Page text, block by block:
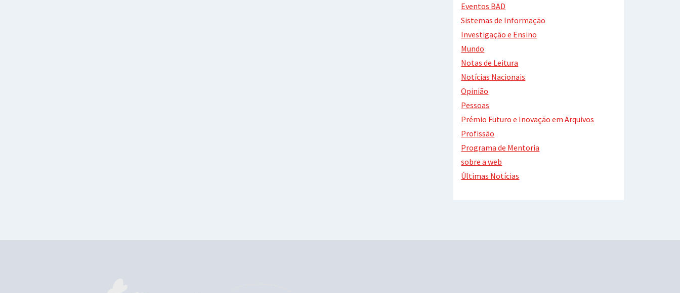
Eventos BAD
Sistemas de Informação
Investigação e Ensino
Mundo
Notas de Leitura
Notícias Nacionais
Opinião
Pessoas
Prémio Futuro e Inovação em Arquivos
Profissão
Programa de Mentoria
sobre a web
Últimas Notícias